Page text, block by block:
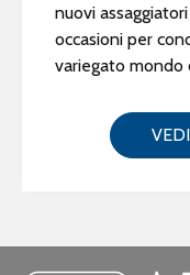
nuovi
occasioni per
variegato mondo